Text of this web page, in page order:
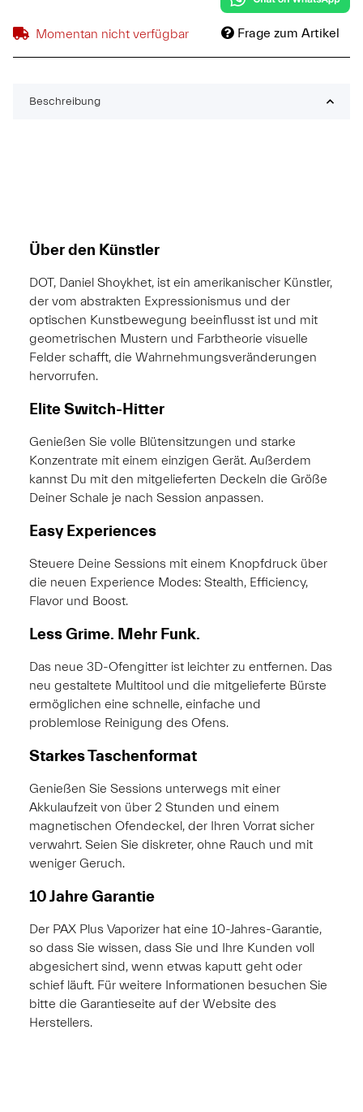
Momentan nicht verfügbar Frage zum Artikel
Beschreibung
Über den Künstler
DOT, Daniel Shoykhet, ist ein amerikanischer Künstler,
der vom abstrakten Expressionismus und der
optischen Kunstbewegung beeinflusst ist und mit
geometrischen Mustern und Farbtheorie visuelle
Felder schafft, die Wahrnehmungsveränderungen
hervorrufen.
Elite Switch-Hitter
Genießen Sie volle Blütensitzungen und starke
Konzentrate mit einem einzigen Gerät. Außerdem
kannst Du mit den mitgelieferten Deckeln die Größe
Deiner Schale je nach Session anpassen.
Easy Experiences
Steuere Deine Sessions mit einem Knopfdruck über
die neuen Experience Modes: Stealth, Efficiency,
Flavor und Boost.
Less Grime. Mehr Funk.
Das neue 3D-Ofengitter ist leichter zu entfernen. Das
neu gestaltete Multitool und die mitgelieferte Bürste
ermöglichen eine schnelle, einfache und
problemlose Reinigung des Ofens.
Starkes Taschenformat
Genießen Sie Sessions unterwegs mit einer
Akkulaufzeit von über 2 Stunden und einem
magnetischen Ofendeckel, der Ihren Vorrat sicher
verwahrt. Seien Sie diskreter, ohne Rauch und mit
weniger Geruch.
10 Jahre Garantie
Der PAX Plus Vaporizer hat eine 10-Jahres-Garantie,
so dass Sie wissen, dass Sie und Ihre Kunden voll
abgesichert sind, wenn etwas kaputt geht oder
schief läuft. Für weitere Informationen besuchen Sie
bitte die Garantieseite auf der Website des
Herstellers.